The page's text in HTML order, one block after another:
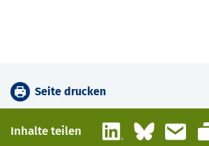
Seite drucken
Inhalte teilen LinkedInBlueskyE-